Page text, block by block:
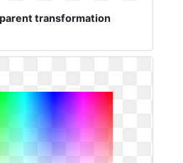
transformation